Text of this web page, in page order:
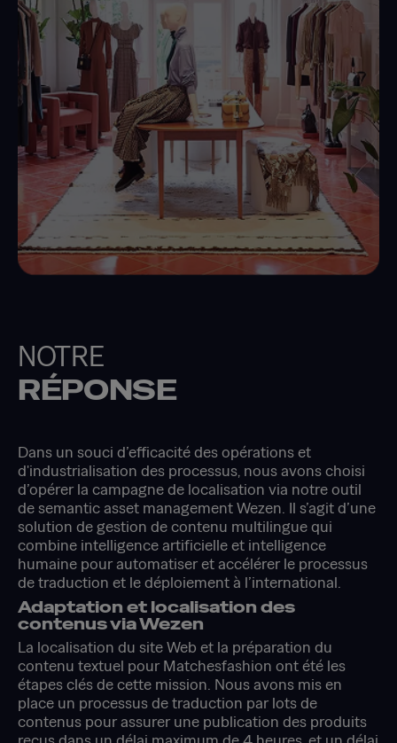
NOTRE
RÉPONSE
Dans un souci d’efficacité des opérations et
d'industrialisation des processus, nous avons choisi
d’opérer la campagne de localisation via notre outil
de semantic asset management Wezen. Il s’agit d’une
solution de gestion de contenu multilingue qui
combine intelligence artificielle et intelligence
humaine pour automatiser et accélérer le processus
de traduction et le déploiement à l’international.
Adaptation et localisation des
contenus via Wezen
La localisation du site Web et la préparation du
contenu textuel pour Matchesfashion ont été les
étapes clés de cette mission. Nous avons mis en
place un processus de traduction par lots de
contenus pour assurer une publication des produits